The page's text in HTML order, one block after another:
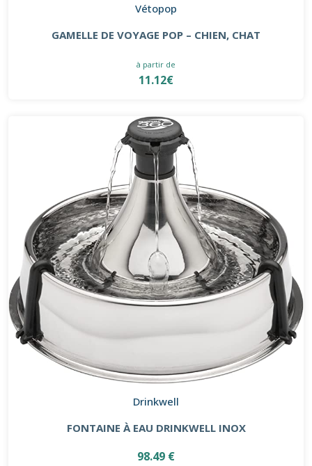
Vétopop
GAMELLE DE VOYAGE POP – CHIEN, CHAT
à partir de
11.12€
Drinkwell
FONTAINE À EAU DRINKWELL INOX
98.49 €